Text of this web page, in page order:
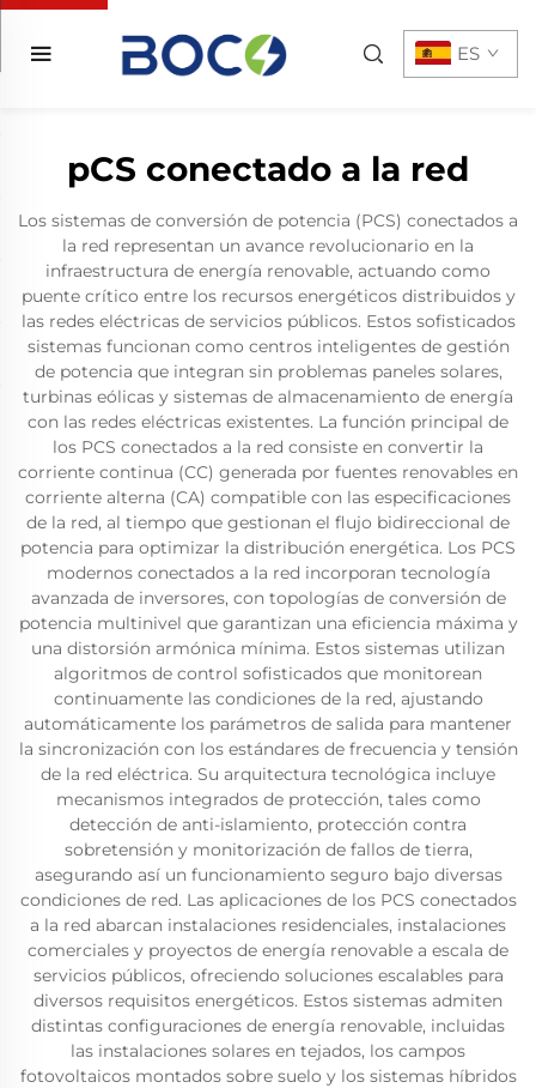
ES
pCS conectado a la red
Los sistemas de conversión de potencia (PCS) conectados a
la red representan un avance revolucionario en la
infraestructura de energía renovable, actuando como
puente crítico entre los recursos energéticos distribuidos y
las redes eléctricas de servicios públicos. Estos sofisticados
sistemas funcionan como centros inteligentes de gestión
de potencia que integran sin problemas paneles solares,
turbinas eólicas y sistemas de almacenamiento de energía
con las redes eléctricas existentes. La función principal de
los PCS conectados a la red consiste en convertir la
corriente continua (CC) generada por fuentes renovables en
corriente alterna (CA) compatible con las especificaciones
de la red, al tiempo que gestionan el flujo bidireccional de
potencia para optimizar la distribución energética. Los PCS
modernos conectados a la red incorporan tecnología
avanzada de inversores, con topologías de conversión de
potencia multinivel que garantizan una eficiencia máxima y
una distorsión armónica mínima. Estos sistemas utilizan
algoritmos de control sofisticados que monitorean
continuamente las condiciones de la red, ajustando
automáticamente los parámetros de salida para mantener
la sincronización con los estándares de frecuencia y tensión
de la red eléctrica. Su arquitectura tecnológica incluye
mecanismos integrados de protección, tales como
detección de anti-islamiento, protección contra
sobretensión y monitorización de fallos de tierra,
asegurando así un funcionamiento seguro bajo diversas
condiciones de red. Las aplicaciones de los PCS conectados
a la red abarcan instalaciones residenciales, instalaciones
comerciales y proyectos de energía renovable a escala de
servicios públicos, ofreciendo soluciones escalables para
diversos requisitos energéticos. Estos sistemas admiten
distintas configuraciones de energía renovable, incluidas
las instalaciones solares en tejados, los campos
fotovoltaicos montados sobre suelo y los sistemas híbridos